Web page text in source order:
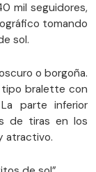
mil seguidores,
tomando
sol.
o borgoña.
bralette con
parte inferior
de tiras en los
atractivo.